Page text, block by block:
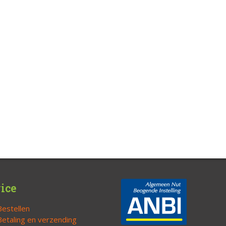
en verzending